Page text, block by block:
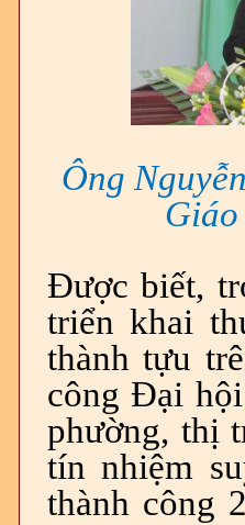
Ông
Được biết,
triển khai
thành tựu
côngĐại hội
phường, thị
tín nhiệm
thành công